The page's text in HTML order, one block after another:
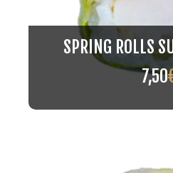
SPRING ROLLS
7,50